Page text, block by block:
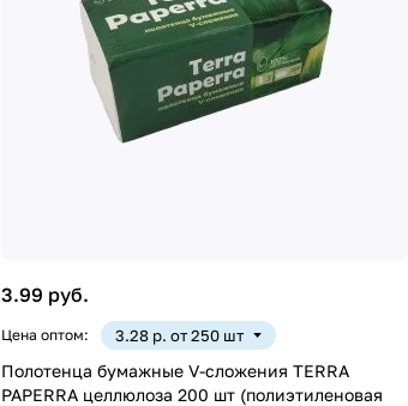
3.99 руб.
Цена оптом: 3.28 р. от 250 шт
Полотенца бумажные V-сложения TERRA
PAPERRA целлюлоза 200 шт (полиэтиленовая